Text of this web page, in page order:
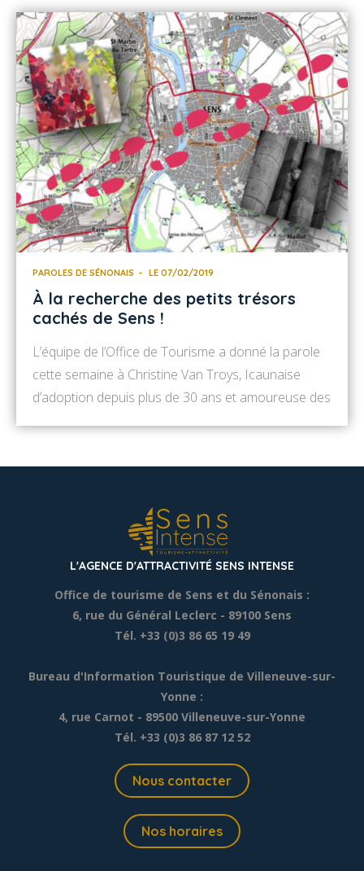
PAROLES DE SÉNONAIS LE 07/02/2019
À la recherche des petits trésors
cachés de Sens !
L’équipe de l’Office de Tourisme a donné la parole
cette semaine à Christine Van Troys, Icaunaise
d’adoption depuis plus de 30 ans et amoureuse des
faire une petite ballade dans le Sens que j’aime à la
L'AGENCE D'ATTRACTIVITÉ SENS INTENSE
Office de tourisme de Sens et du Sénonais :
6, rue du Général Leclerc - 89100 Sens
Tél. +33 (0)3 86 65 19 49
Bureau d'Information Touristique de Villeneuve-sur-
Yonne :
4, rue Carnot - 89500 Villeneuve-sur-Yonne
Tél. +33 (0)3 86 87 12 52
Nous contacter
Nos horaires